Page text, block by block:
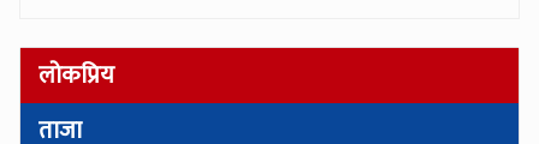
लोकप्रिय
ताजा